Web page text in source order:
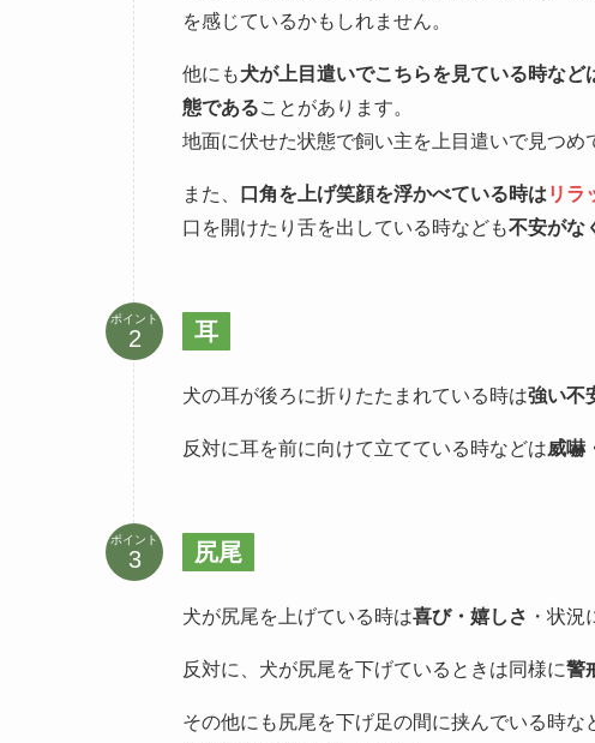
を感じているかもしれません。
他にも犬が上目遣いでこちらを見ている時など
態であることがあります。
地面に伏せた状態で飼い主を上目遣いで見つめ
また、 口角を上げ笑顔を浮かべている時は リラ
口を開けたり舌を出している時なども不安がな
ポイント 耳
犬の耳が後ろに折りたたまれている時は強い不
反対に耳を前に向けて立てている時などは威嚇
ポイント 尻尾
犬が尻尾を上げている時は喜び・嬉しさ ・状況
反対に、犬が尻尾を下げているときは同様に警
その他にも尻尾を下げ足の間に挟んでいる時な